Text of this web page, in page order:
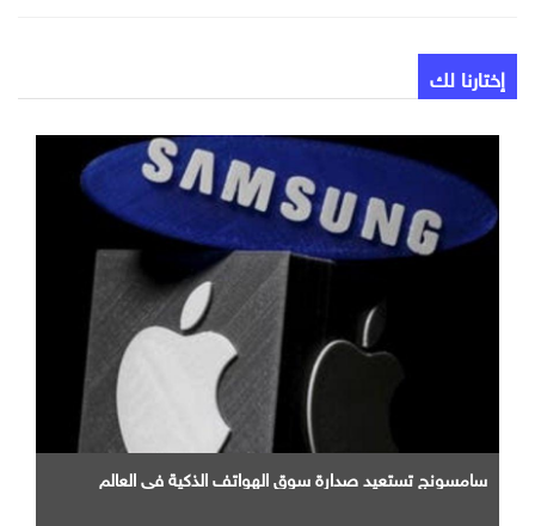
إختارنا لك
سامسونج تستعيد صدارة سوق الهواتف الذكية في العالم